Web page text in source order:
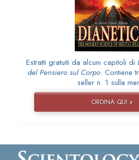
Estratti gratuiti da alcuni capitoli di
del Pensiero sul Corpo. Contiene
seller n. 1 sulla
ORDINA QUI »